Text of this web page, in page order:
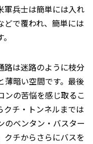
軍兵士は簡単には入れ
どで覆われ、簡単には
路は迷路のように枝分
薄暗い空間です。最後
ンの苦悩を感じ取るこ
クチ・トンネルまでは
のベンタン・バスター
クチからさらにバスを